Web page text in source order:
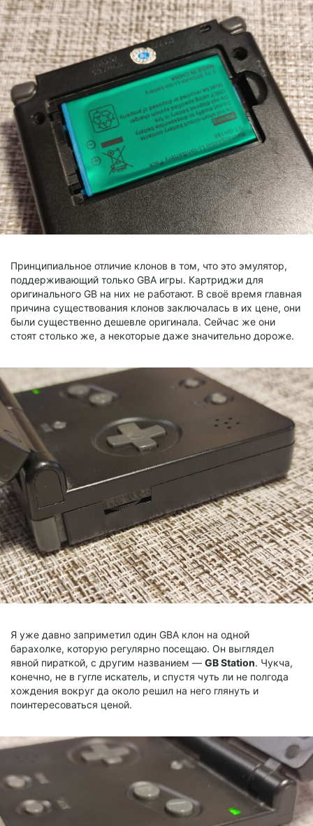
Принципиальное отличие клонов в том, что это эмулятор,
поддерживающий только GBA игры. Картриджи для
оригинального GB на них не работают. В своё время главная
причина существования клонов заключалась в их цене, они
были существенно дешевле оригинала. Сейчас же они
стоят столько же, а некоторые даже значительно дороже.
Я уже давно заприметил один GBA клон на одной
барахолке, которую регулярно посещаю. Он выглядел
явной пираткой, с другим названием — GB Station. Чукча,
конечно, не в гугле искатель, и спустя чуть ли не полгода
хождения вокруг да около решил на него глянуть и
поинтересоваться ценой.